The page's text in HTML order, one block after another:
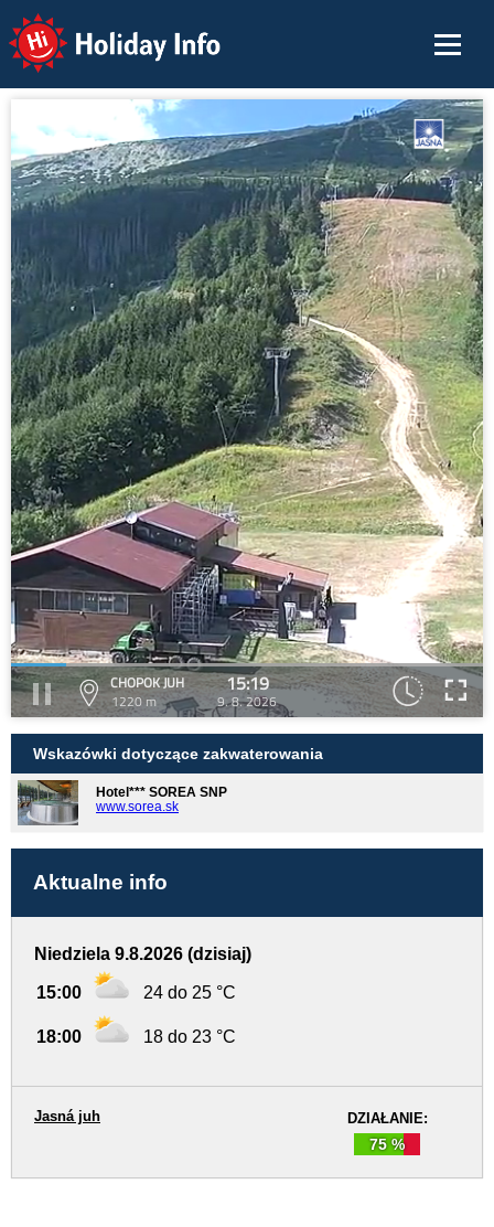
Holiday Info
CHOPOK JUH
1220 m
15:19
9. 8. 2026
Wskazówki dotyczące zakwaterowania
Hotel*** SOREA SNP
www.sorea.sk
Aktualne info
Niedziela 9.8.2026 (dzisiaj)
15:00 24 do 25 °C
18:00 18 do 23 °C
DZIAŁANIE:
75 %
Jasná juh